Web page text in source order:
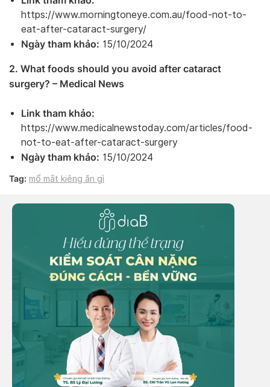
https://www.morningtoneye.com.au/food-not-to-
eat-after-cataract-surgery/
Ngày tham khảo: 15/10/2024
2. What foods should you avoid after cataract
surgery? – Medical News
Link tham khảo:
https://www.medicalnewstoday.com/articles/food-
not-to-eat-after-cataract-surgery
Ngày tham khảo: 15/10/2024
Tag: mổ mắt kiêng ăn gì